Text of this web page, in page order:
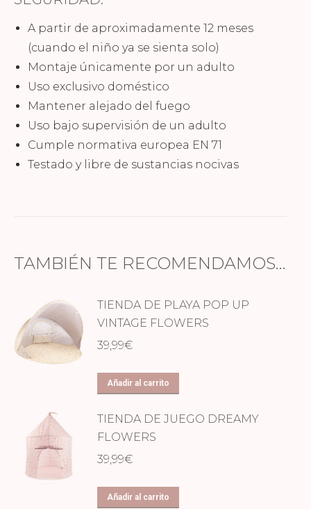
A partir de aproximadamente 12 meses
(cuando el niño ya se sienta solo)
Montaje únicamente por un adulto
Uso exclusivo doméstico
Mantener alejado del fuego
Uso bajo supervisión de un adulto
Cumple normativa europea EN 71
Testado y libre de sustancias nocivas
TAMBIÉN TE RECOMENDAMOS…
TIENDA DE PLAYA POP UP
VINTAGE FLOWERS
39,99€
Añadir al carrito
TIENDA DE JUEGO DREAMY
FLOWERS
39,99€
Añadir al carrito